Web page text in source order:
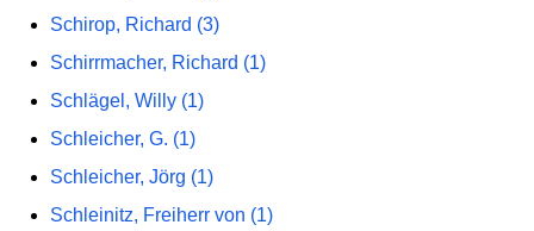
Schirop, Richard (3)
Schirrmacher, Richard (1)
Schlägel, Willy (1)
Schleicher, G. (1)
Schleicher, Jörg (1)
Schleinitz, Freiherr von (1)